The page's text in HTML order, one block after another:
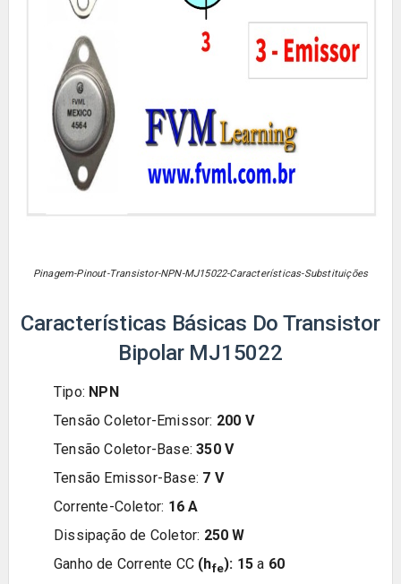
Pinagem-Pinout-Transistor-NPN-MJ15022-Características-Substituições
Características Básicas Do Transistor
Bipolar MJ15022
Tipo: NPN
Tensão Coletor-Emissor: 200 V
Tensão Coletor-Base:350 V
Tensão Emissor-Base: 7 V
Corrente-Coletor: 16 A
Dissipação de Coletor: 250 W
Ganho de Corrente CC (hfe): 15a 60